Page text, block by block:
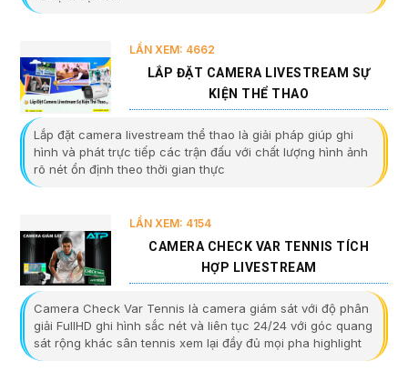
LẦN XEM: 4662
LẮP ĐẶT CAMERA LIVESTREAM SỰ
KIỆN THỂ THAO
Lắp đặt camera livestream thể thao là giải pháp giúp ghi
hình và phát trực tiếp các trận đấu với chất lượng hình ảnh
rõ nét ổn định theo thời gian thực
LẦN XEM: 4154
CAMERA CHECK VAR TENNIS TÍCH
HỢP LIVESTREAM
Camera Check Var Tennis là camera giám sát với độ phân
giải FullHD ghi hình sắc nét và liên tục 24/24 với góc quang
sát rộng khác sân tennis xem lại đầy đủ mọi pha highlight